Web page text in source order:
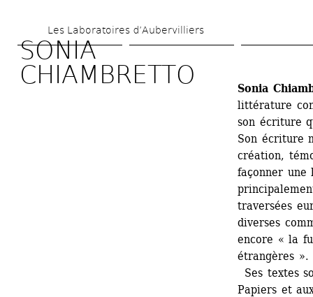
to
main
content
Les Laboratoires d’Aubervilliers
SONIA
CHIAMBRETTO
Sonia
littérature
son écriture
Son écriture
création,
façonner
traversées
diverses
encore « la
étrangères ».
Ses textes
Papiers et